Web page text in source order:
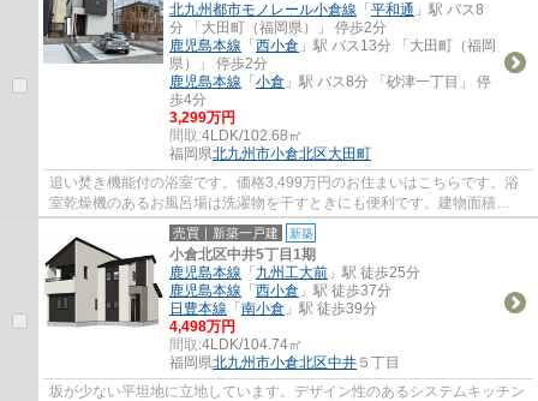
北九州都市モノレール小倉線 「 平和通 」駅 バス8
分 「大田町（福岡県）」 停歩2分
鹿児島本線 「 西小倉 」駅 バス13分 「大田町（福岡
県）」 停歩2分
鹿児島本線 「 小倉 」駅 バス8分 「砂津一丁目」 停
歩4分
3,299万円
間取:4LDK/102.68㎡
福岡県北九州市小倉北区大田町
追い焚き機能付の浴室です。価格3,499万円のお住まいはこちらです。浴
室乾燥機のあるお風呂場は洗濯物を干すときにも便利です。建物面積
140.07平米なので、使い勝手がいいです。住まい...
売買｜新築一戸建 新築
小倉北区中井5丁目1期
鹿児島本線 「 九州工大前 」駅 徒歩25分
鹿児島本線 「 西小倉 」駅 徒歩37分
日豊本線 「 南小倉 」駅 徒歩39分
4,498万円
間取:4LDK/104.74㎡
福岡県北九州市小倉北区中井 ５丁目
坂が少ない平坦地に立地しています。デザイン性のあるシステムキッチン